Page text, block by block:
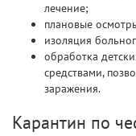
лечение;
плановые
изоляция
обработка
средствами,
заражения.
Карантин по